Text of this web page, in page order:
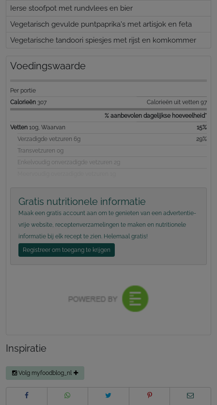
Ierse stoofpot met rundvlees en bier
Vegetarisch gevulde puntpaprika's met artisjok en feta
Vegetarische tandoori spiesjes met rijst en komkommer
Voedingswaarde
Per portie
Calorieën 307
Calorieën uit vetten 97
% aanbevolen dagelijkse hoeveelheid*
Vetten 10g, Waarvan
15%
Verzadigde vetzuren 6g
29%
Transvetzuren 0g
Enkelvoudig onverzadigde vetzuren 2g
Gratis nutritionele informatie
Maak een gratis account aan om te genieten van een advertentie-
vrije website, receptenverzamelingen te maken en nutritionele
informatie bij elk recept te zien. Helemaal gratis!
Registreer om toegang te krijgen
Inspiratie
Volg myfoodblog_nl